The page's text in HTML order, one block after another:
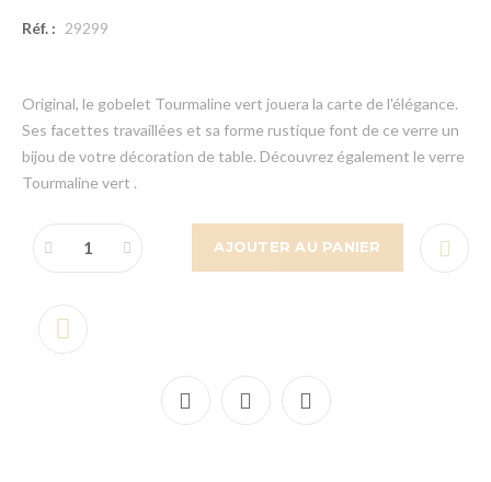
Réf. : 29299
Original, le gobelet Tourmaline vert jouera la carte de l'élégance.
Ses facettes travaillées et sa forme rustique font de ce verre un
bijou de votre décoration de table. Découvrez également le verre
Tourmaline vert .
AJOUTER AU PANIER